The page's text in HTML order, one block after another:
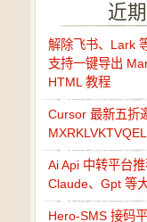
近
解除飞书、Lark
支持一键导出
HTML 教程
Cursor 最新五折
MXRKLVKTVQEL
Ai Api 中转平台
Claude、Gpt 等
Hero-SMS 接码